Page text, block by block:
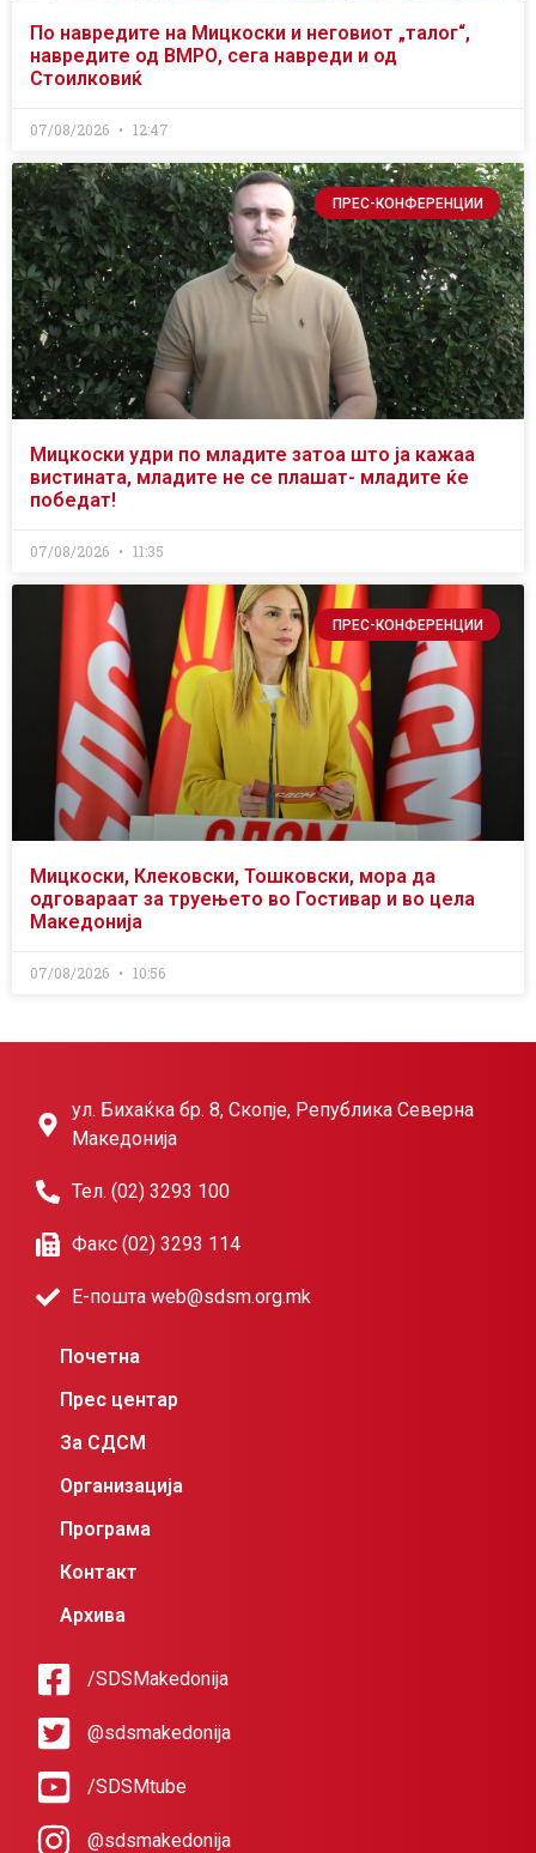
По навредите на Мицкоски и неговиот „талог“,
навредите од ВМРО, сега навреди и од
Стоилковиќ
07/08/2026 12:47
ПРЕС-КОНФЕРЕНЦИИ
Мицкоски удри по младите затоа што ја кажаа
вистината, младите не се плашат- младите ќе
победат!
07/08/2026 11:35
ПРЕС-КОНФЕРЕНЦИИ
Мицкоски, Клековски, Тошковски, мора да
одговараат за труењето во Гостивар и во цела
Македонија
07/08/2026 10:56
ул. Бихаќка бр. 8, Скопје, Република Северна
Македонија
Тел. (02) 3293 100
Факс (02) 3293 114
Е-пошта web@sdsm.org.mk
Почетна
Прес центар
За СДСМ
Организација
Програма
Контакт
Архива
/SDSMakedonija
@sdsmakedonija
/SDSMtube
@sdsmakedonija